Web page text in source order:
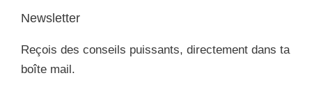
Newsletter
Reçois des conseils puissants, directement dans ta
boîte mail.